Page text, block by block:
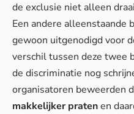
de exclusie niet alleen
Een andere alleenstaande
gewoon uitgenodigd voor
verschil tussen deze twee
de discriminatie nog
organisatoren beweerden
makkelijker pratenen